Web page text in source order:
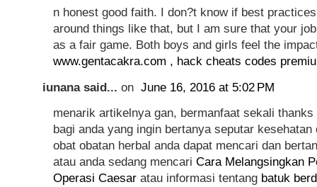
n honest good faith. I don?t know if best
around things like that, but I am sure that your
as a fair game. Both boys and girls feel the
www.gentacakra.com , hack cheats codes
iunana said... on June 16, 2016 at 5:02 PM
menarik artikelnya gan, bermanfaat sekali thanks
bagi anda yang ingin bertanya seputar
obat obatan herbal anda dapat mencari dan
atau anda sedang mencari Cara Melangsingkan
Operasi Caesar atau informasi tentang batuk